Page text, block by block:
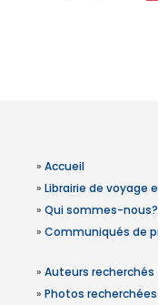
» Accueil
» Librairie de voyage
» Qui sommes-nous?
» Communiqués de
» Auteurs recherchés
» Photos recherchées